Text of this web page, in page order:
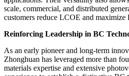
The modules also achieve a bifaciality
higher rear-side energy generation and
yield. Long-term reliability has been
advanced PID-resistant design, limiting
to below 1% under testing conditions.
successfully passed rigorous
conducted by internationally